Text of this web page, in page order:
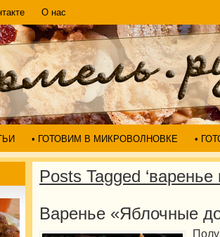
О нас
• ГОТОВИМ В МИКРОВОЛНОВКЕ •
Posts Tagged ‘варенье
Варенье «Яблочные